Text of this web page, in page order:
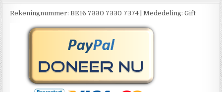
Rekeningnummer: BE16 7330 7330 7374 | Mededeling: Gift